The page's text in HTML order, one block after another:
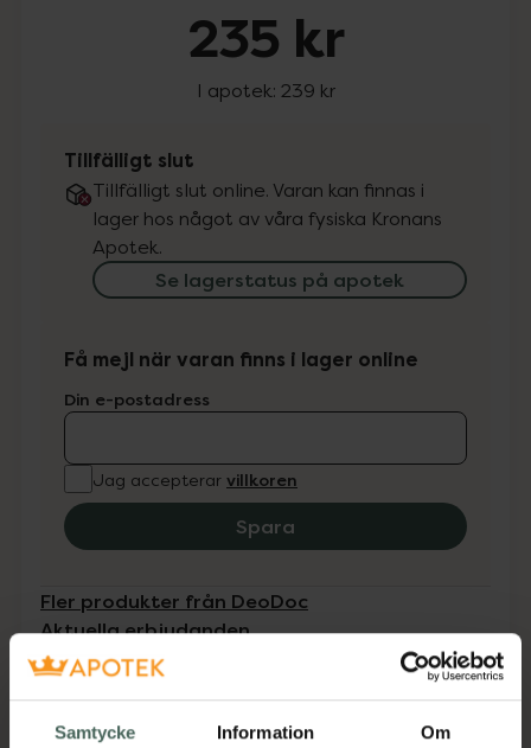
Samtycke Information Om
235 kr
I apotek: 239 kr
Tillfälligt slut
Tillfälligt slut online. Varan kan finnas i
lager hos något av våra fysiska Kronans
Apotek.
Se lagerstatus på apotek
Få mejl när varan finns i lager online
Din e-postadress
Jag accepterar villkoren
Spara
Fler produkter från DeoDoc
Aktuella erbjudanden
Beskrivning Dölj